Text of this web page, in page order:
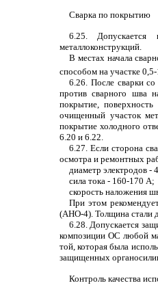
Сварка по покрытию
6.25. Допускается
металлоконструкций.
В местах начала
способом на участке
6.26. После сварки
против сварного шва
покрытие,
очищенный участок
покрытие холодного
6.20 и 6.22.
6.27. Если сторона
осмотра и ремонтных
диаметр электродов -
сила тока - 160-170 А;
скорость наложения
При этом
(АНО-4). Толщина стали
6.28. Допускается
композиции ОС любой
той, которая была
защищенных
Контроль качества